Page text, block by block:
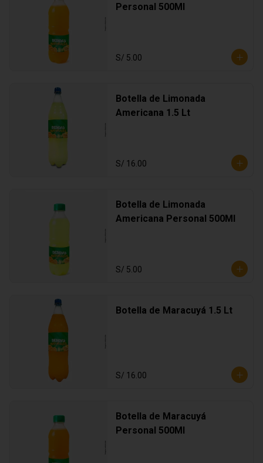
Personal 500Ml
S/ 5.00
Botella de Limonada
Americana 1.5 Lt
S/ 16.00
Botella de Limonada
Americana Personal 500Ml
S/ 5.00
Botella de Maracuyá 1.5 Lt
S/ 16.00
Botella de Maracuyá
Personal 500Ml